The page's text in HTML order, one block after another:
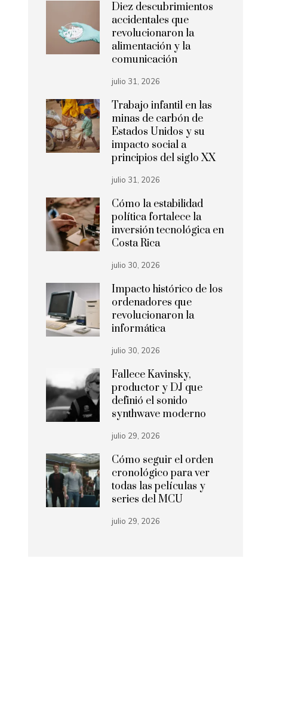
Diez descubrimientos
accidentales que
revolucionaron la
alimentación y la
comunicación
julio 31, 2026
Trabajo infantil en las
minas de carbón de
Estados Unidos y su
impacto social a
principios del siglo XX
julio 31, 2026
Cómo la estabilidad
política fortalece la
inversión tecnológica en
Costa Rica
julio 30, 2026
Impacto histórico de los
ordenadores que
revolucionaron la
informática
julio 30, 2026
Fallece Kavinsky,
productor y DJ que
definió el sonido
synthwave moderno
julio 29, 2026
Cómo seguir el orden
cronológico para ver
todas las películas y
series del MCU
julio 29, 2026